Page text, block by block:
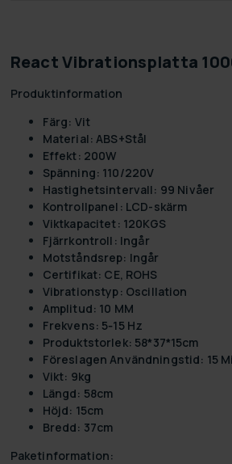
React Vibrationsplatta
Produktinformation
Färg: Vit
Material: ABS+Stål
Effekt: 200W
Spänning: 110/220V
Hastighetsintervall: 99 Nivåer
Kontrollpanel: LCD-skärm
Viktkapacitet: 120KGS
Fjärrkontroll: Ingår
Motståndsrep: Ingår
Certifikat: CE, ROHS
Vibrationstyp: Oscillation
Amplitud: 10 MM
Frekvens: 5‐15 Hz
Produktstorlek: 58*37*15cm
Föreslagen Användningstid: 15
Vikt: 9kg
Längd: 58cm
Höjd: 15cm
Bredd: 37cm
Paketinformation: